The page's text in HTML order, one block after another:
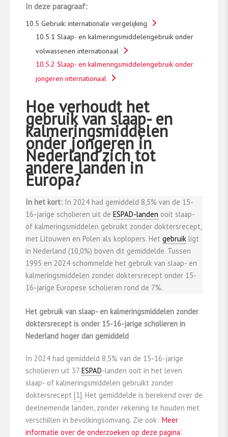
In deze paragraaf:
10.5 Gebruik: internationale vergelijking
10.5.1 Slaap- en kalmeringsmiddelengebruik onder
volwassenen internationaal
10.5.2 Slaap- en kalmeringsmiddelengebruik onder
jongeren internationaal
Hoe verhoudt het
gebruik van slaap- en
kalmeringsmiddelen
onder jongeren in
Nederland zich tot
andere landen in
Europa?
In het kort: In 2024 had gemiddeld 8,5% van de 15-
16-jarige scholieren uit de ESPAD-landen ooit slaap-
of kalmeringsmiddelen gebruikt zonder doktersrecept,
met Litouwen en Polen als koplopers. Het gebruik ligt
in Nederland (10,0%) boven dit gemiddelde. Tussen
1995 en 2024 schommelde het gebruik van slaap- en
kalmeringsmiddelen zonder doktersrecept onder 15-
16-jarige Europese scholieren rond de 7%.
Het gebruik van slaap- en kalmeringsmiddelen zonder
doktersrecept is onder 15-16-jarige scholieren in
Nederland hoger dan gemiddeld
In 2024 had gemiddeld 8,5% van de 15-16-jarige
scholieren uit 37 ESPAD-landen ooit in het leven
slaap- of kalmeringsmiddelen gebruikt zonder
doktersrecept ​[1]​. Het gemiddelde is berekend over de
deelnemende landen, zonder rekening te houden met
verschillen in bevolkingsomvang. Zie ook: ‘Meer
informatie over de onderzoeken op deze pagina’.